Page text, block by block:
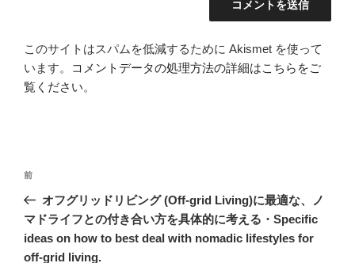
このサイトはスパムを低減するために Akismet を使って
います。
コメントデータの処理方法の詳細はこちらをご
覧ください。
投
ナ
ビ
ゲ
前
の
投
稿
前
オフグリッドリビング (Off-grid Living)に最適な、ノ
マドライフとの付き合い方を具体的に考える・Specific
ideas on how to best deal with nomadic lifestyles for
off-grid living.